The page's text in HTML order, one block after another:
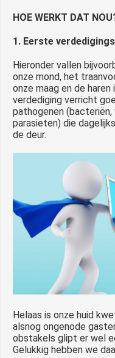
HOE WERKT DAT
1. Eerste
Hieronder vallen
onze mond, het
onze maag en de
verdediging verricht
pathogenen (bacteriën,
parasieten) die
de deur.
Helaas is onze huid
alsnog ongenode
obstakels glipt er wel
Gelukkig hebben we